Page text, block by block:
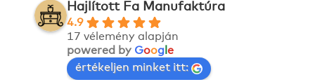
Hajlított Fa Manufaktúra
4.9
17 vélemény alapján
powered by Googl e
értékeljen minket itt: